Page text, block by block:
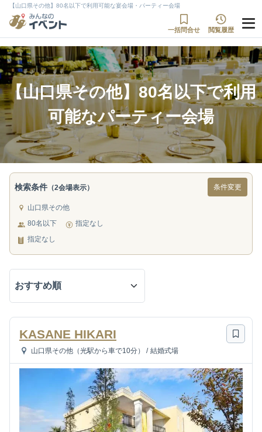
【山口県その他】80名以下で利用可能な宴会場・パーティー会場
一括問合せ 閲覧履歴
【山口県その他】80名以下で利用
可能なパーティー会場
検索条件 （2会場表示） 条件変更
山口県その他
80名以下
指定なし
指定なし
KASANE HIKARI
山口県その他（光駅から車で10分） / 結婚式場